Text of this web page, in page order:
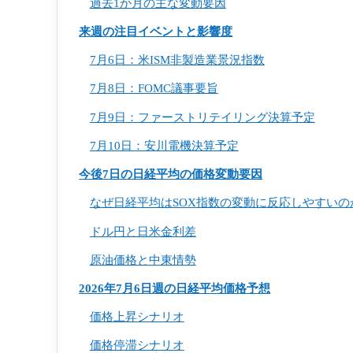
過去1か月の主な変動要因
来週の注目イベントと影響度
7月6日：米ISM非製造業景況指数
7月8日：FOMC議事要旨
7月9日：ファーストリテイリング決算予定
7月10日：安川電機決算予定
今後7日の日経平均の価格変動要因
なぜ日経平均はSOX指数の変動に反応しやすいの
ドル円と日米金利差
原油価格と中東情勢
2026年7月6日週の日経平均価格予想
価格上昇シナリオ
価格停滞シナリオ